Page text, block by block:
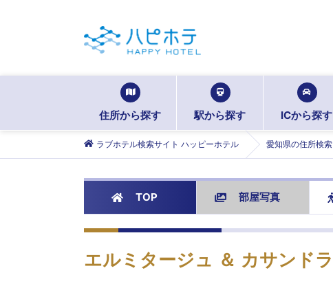
住所から探す 駅から探す ICから探す
ラブホテル検索サイト ハッピーホテル 愛知県の住所検索
TOP 部屋写真
エルミタージュ ＆ カサンドラ